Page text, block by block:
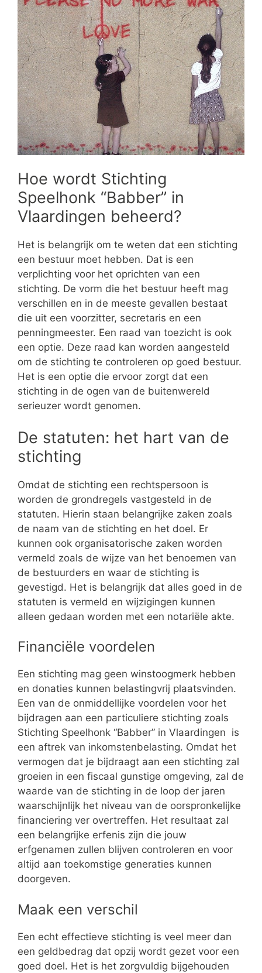
Hoe wordt Stichting
Speelhonk “Babber” in
Vlaardingen beheerd?
Het is belangrijk om te weten dat een stichting
een bestuur moet hebben. Dat is een
verplichting voor het oprichten van een
stichting. De vorm die het bestuur heeft mag
verschillen en in de meeste gevallen bestaat
die uit een voorzitter, secretaris en een
penningmeester. Een raad van toezicht is ook
een optie. Deze raad kan worden aangesteld
om de stichting te controleren op goed bestuur.
Het is een optie die ervoor zorgt dat een
stichting in de ogen van de buitenwereld
serieuzer wordt genomen.
De statuten: het hart van de
stichting
Omdat de stichting een rechtspersoon is
worden de grondregels vastgesteld in de
statuten. Hierin staan belangrijke zaken zoals
de naam van de stichting en het doel. Er
kunnen ook organisatorische zaken worden
vermeld zoals de wijze van het benoemen van
de bestuurders en waar de stichting is
gevestigd. Het is belangrijk dat alles goed in de
statuten is vermeld en wijzigingen kunnen
alleen gedaan worden met een notariële akte.
Financiële voordelen
Een stichting mag geen winstoogmerk hebben
en donaties kunnen belastingvrij plaatsvinden.
Een van de onmiddellijke voordelen voor het
bijdragen aan een particuliere stichting zoals
Stichting Speelhonk “Babber” in Vlaardingen is
een aftrek van inkomstenbelasting. Omdat het
vermogen dat je bijdraagt aan een stichting zal
groeien in een fiscaal gunstige omgeving, zal de
waarde van de stichting in de loop der jaren
waarschijnlijk het niveau van de oorspronkelijke
financiering ver overtreffen. Het resultaat zal
een belangrijke erfenis zijn die jouw
erfgenamen zullen blijven controleren en voor
altijd aan toekomstige generaties kunnen
doorgeven.
Maak een verschil
Een echt effectieve stichting is veel meer dan
een geldbedrag dat opzij wordt gezet voor een
goed doel. Het is het zorgvuldig bijgehouden